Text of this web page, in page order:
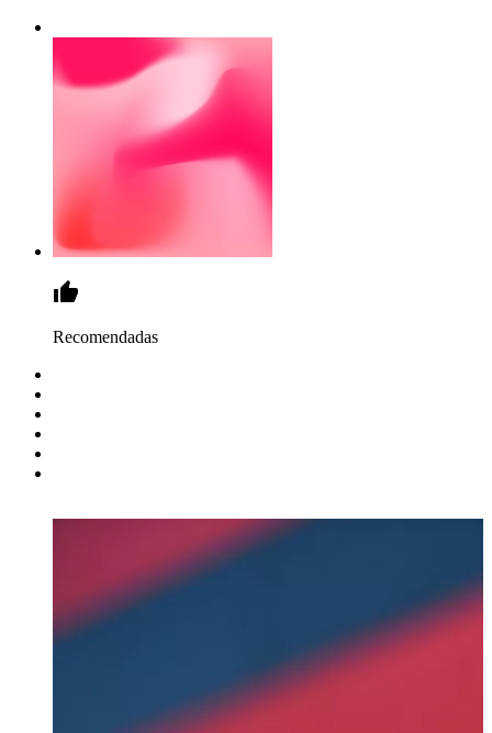
Recomendadas